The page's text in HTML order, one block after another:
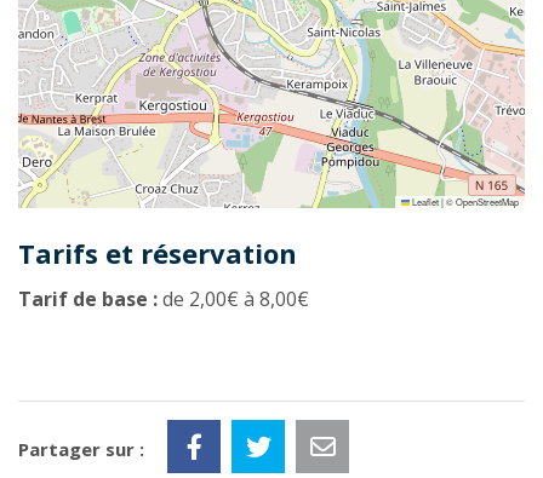
Leaflet|©OpenStreetMap
Tarifs et réservation
Tarif de base :de 2,00€ à 8,00€
Partager sur :